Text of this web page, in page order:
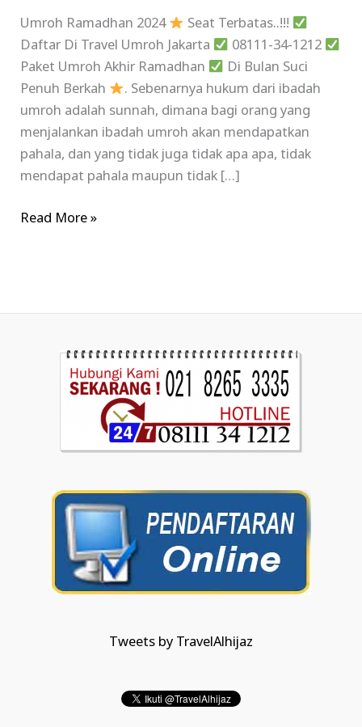
Umroh Ramadhan 2024
Seat Terbatas..!!!
Daftar Di Travel Umroh Jakarta
08111-34-1212
Paket Umroh Akhir Ramadhan
Di Bulan Suci
Penuh Berkah
. Sebenarnya hukum dari ibadah
umroh adalah sunnah, dimana bagi orang yang
menjalankan ibadah umroh akan mendapatkan
pahala, dan yang tidak juga tidak apa apa, tidak
mendapat pahala maupun tidak […]
Read More »
Tweets by TravelAlhijaz